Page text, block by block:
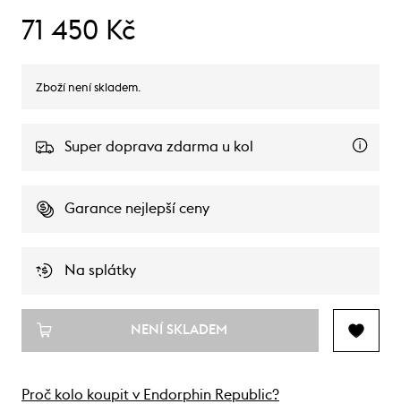
71 450 Kč
Zboží není skladem.
Super doprava zdarma u kol
Garance nejlepší ceny
Na splátky
NENÍ SKLADEM
Proč kolo koupit v Endorphin Republic?